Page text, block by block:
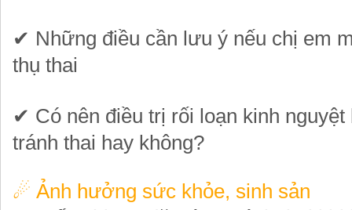
✔ Những điều cần lưu ý nếu chị em
thụ thai
✔ Có nên điều trị rối loạn kinh nguyệt
tránh thai hay không?
☄ Ảnh hưởng sức khỏe, sinh sản